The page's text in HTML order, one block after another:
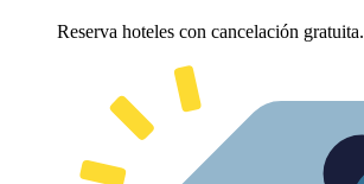
Reserva hoteles con cancelación gratuita.